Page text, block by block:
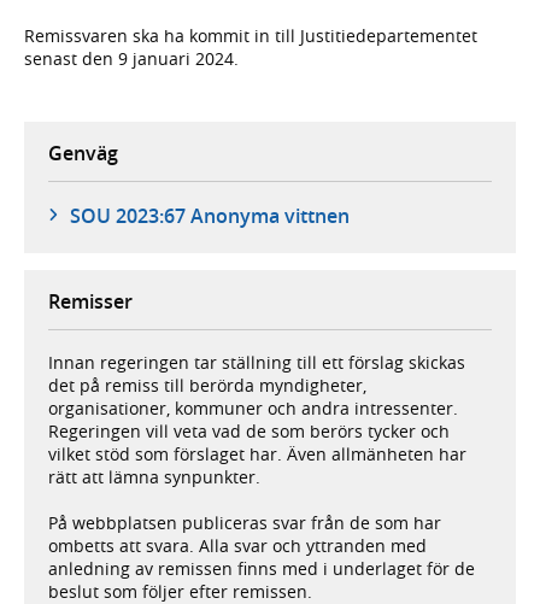
Remissvaren ska ha kommit in till Justitiedepartementet
senast den 9 januari 2024.
Genväg
SOU 2023:67 Anonyma vittnen
Remisser
Innan regeringen tar ställning till ett förslag skickas
det på remiss till berörda myndigheter,
organisationer, kommuner och andra intressenter.
Regeringen vill veta vad de som berörs tycker och
vilket stöd som förslaget har. Även allmänheten har
rätt att lämna synpunkter.
På webbplatsen publiceras svar från de som har
ombetts att svara. Alla svar och yttranden med
anledning av remissen finns med i underlaget för de
beslut som följer efter remissen.